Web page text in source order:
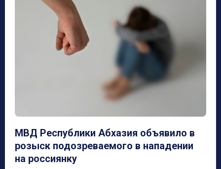
МВД Республики Абхазия объявило в
розыск подозреваемого в нападении
на россиянку